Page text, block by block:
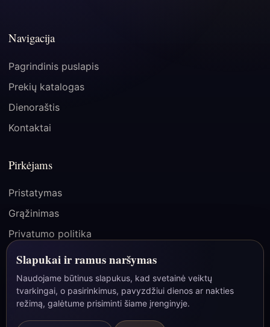
Navigacija
Pagrindinis puslapis
Prekių katalogas
Dienoraštis
Kontaktai
Pirkėjams
Pristatymas
Grąžinimas
Privatumo politika
Pirkimo taisyklės
© 2026 Paslapties Vartai | MB Bao Group, įmonės kodas
Slapukai ir ramus naršymas
Naudojame būtinus slapukus, kad svetainė veiktų
tvarkingai, o pasirinkimus, pavyzdžiui dienos ar nakties
režimą, galėtume prisiminti šiame įrenginyje.